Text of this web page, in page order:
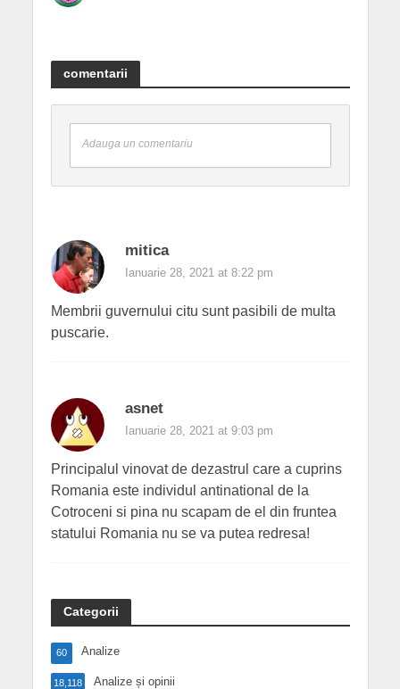
comentarii
Adauga un comentariu
mitica
Ianuarie 28, 2021 at 8:22 pm
Membrii guvernului citu sunt pasibili de multa
puscarie.
asnet
Ianuarie 28, 2021 at 9:03 pm
Principalul vinovat de dezastrul care a cuprins
Romania este individul antinational de la
Cotroceni si pina nu scapam de el din fruntea
statului Romania nu se va putea redresa!
Categorii
Analize
60
Analize și opinii
18,118